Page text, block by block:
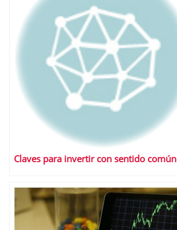
Claves para invertir con sentido común